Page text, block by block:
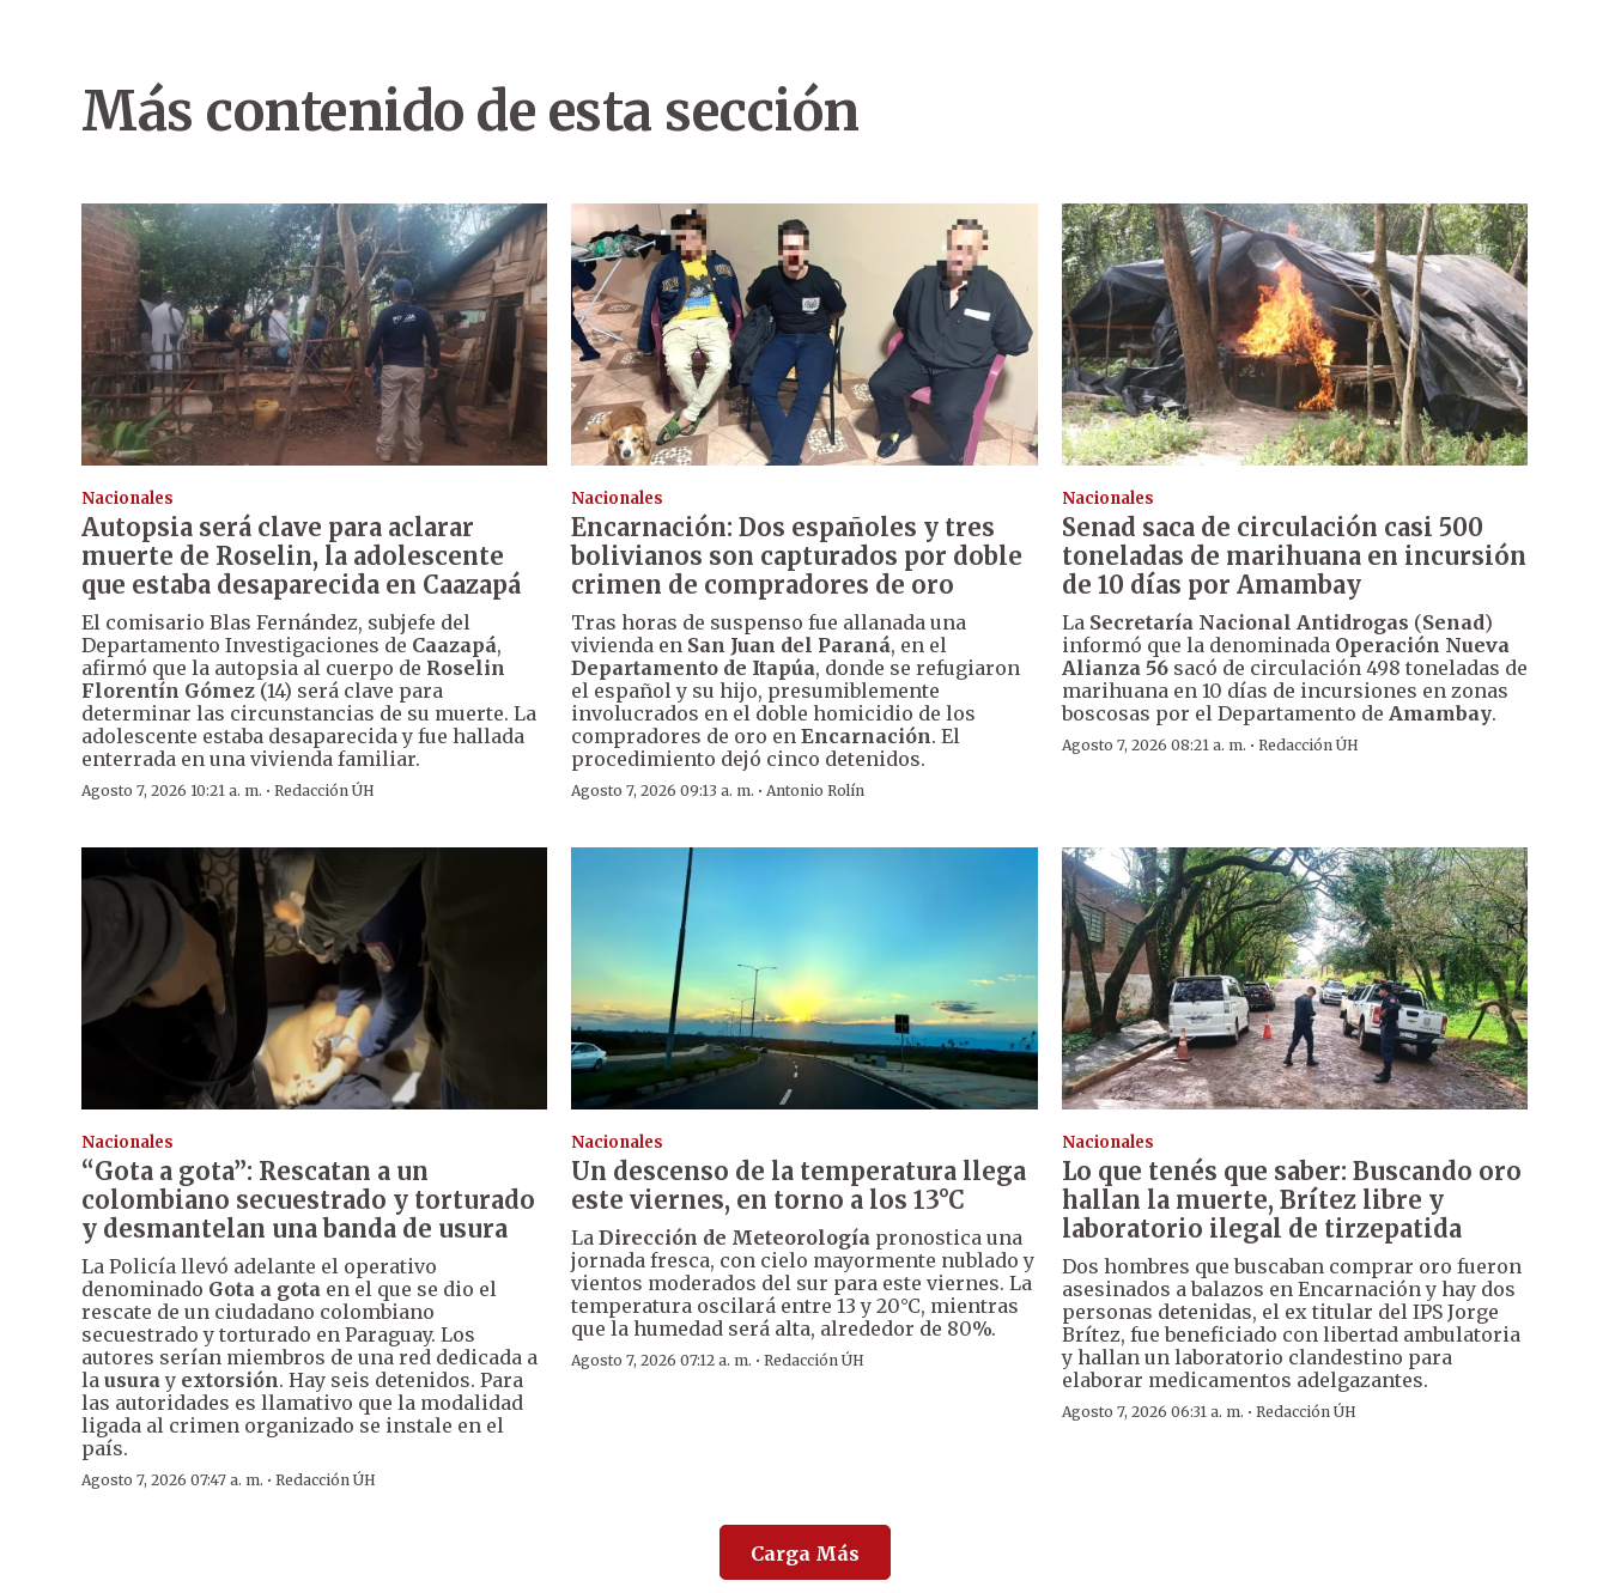
Más contenido de esta sección
Nacionales
Autopsia será clave para aclarar
muerte de Roselin, la adolescente
que estaba desaparecida en Caazapá
El comisario Blas Fernández, subjefe del
Departamento Investigaciones de Caazapá,
afirmó que la autopsia al cuerpo de Roselin
Florentín Gómez (14) será clave para
determinar las circunstancias de su muerte. La
adolescente estaba desaparecida y fue hallada
enterrada en una vivienda familiar.
Agosto 7, 2026 10:21 a. m. · Redacción ÚH
Nacionales
Encarnación: Dos españoles y tres
bolivianos son capturados por doble
crimen de compradores de oro
Tras horas de suspenso fue allanada una
vivienda en San Juan del Paraná, en el
Departamento de Itapúa, donde se refugiaron
el español y su hijo, presumiblemente
involucrados en el doble homicidio de los
compradores de oro enEncarnación. El
procedimiento dejó cinco detenidos.
Agosto 7, 2026 09:13 a. m. ·Antonio Rolín
Nacionales
Senad saca de circulación casi 500
toneladas de marihuana en incursión
de 10 días por Amambay
La Secretaría Nacional Antidrogas (Senad)
informó que la denominada Operación Nueva
Alianza 56sacó de circulación 498 toneladas de
marihuana en 10 días de incursiones en zonas
boscosas por el Departamento de Amambay.
Agosto 7, 2026 08:21 a. m. · Redacción ÚH
Nacionales
“Gota a gota”: Rescatan a un
colombiano secuestrado y torturado
y desmantelan una banda de usura
La Policía llevó adelante el operativo
denominado Gota a gota en el que se dio el
rescate de un ciudadano colombiano
secuestrado y torturado en Paraguay. Los
autores serían miembros de una red dedicada a
la usura y extorsión. Hay seis detenidos. Para
las autoridades es llamativo que la modalidad
ligada al crimen organizado se instale en el
país.
Agosto 7, 2026 07:47 a. m. · Redacción ÚH
Nacionales
Un descenso de la temperatura llega
este viernes, en torno a los 13°C
LaDirección de Meteorología pronostica una
jornada fresca, con cielo mayormente nublado y
vientos moderados del sur para este viernes. La
temperatura oscilará entre 13 y 20°C, mientras
que la humedad será alta, alrededor de 80%.
Agosto 7, 2026 07:12 a. m. ·Redacción ÚH
Nacionales
Lo que tenés que saber: Buscando oro
hallan la muerte, Brítez libre y
laboratorio ilegal de tirzepatida
Dos hombres que buscaban comprar oro fueron
asesinados a balazos en Encarnación y hay dos
personas detenidas, el ex titular del IPS Jorge
Brítez, fue beneficiado con libertad ambulatoria
y hallan un laboratorio clandestino para
elaborar medicamentos adelgazantes.
Agosto 7, 2026 06:31 a. m. · Redacción ÚH
Carga Más